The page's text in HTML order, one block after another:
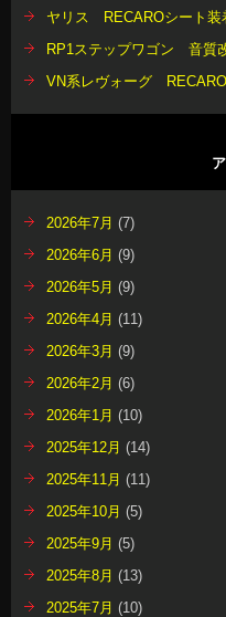
ヤリス RECAROシート装
RP1ステップワゴン 音
VN系レヴォーグ
2026年7月 (7)
2026年6月 (9)
2026年5月 (9)
2026年4月 (11)
2026年3月 (9)
2026年2月 (6)
2026年1月 (10)
2025年12月 (14)
2025年11月 (11)
2025年10月 (5)
2025年9月 (5)
2025年8月 (13)
2025年7月 (10)